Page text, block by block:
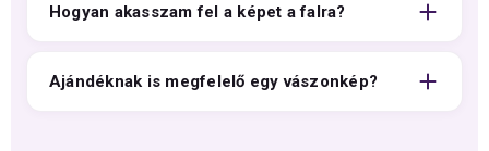
Hogyan akasszam fel a képet a falra?
Ajándéknak is megfelelő egy vászonkép?